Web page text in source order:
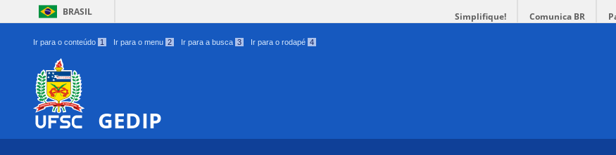
BRASIL Simplifique! Comunica BR
Ir para o conteúdo 1 Ir para o menu 2 Ir para a busca 3 Ir para o rodapé 4
GEDIP